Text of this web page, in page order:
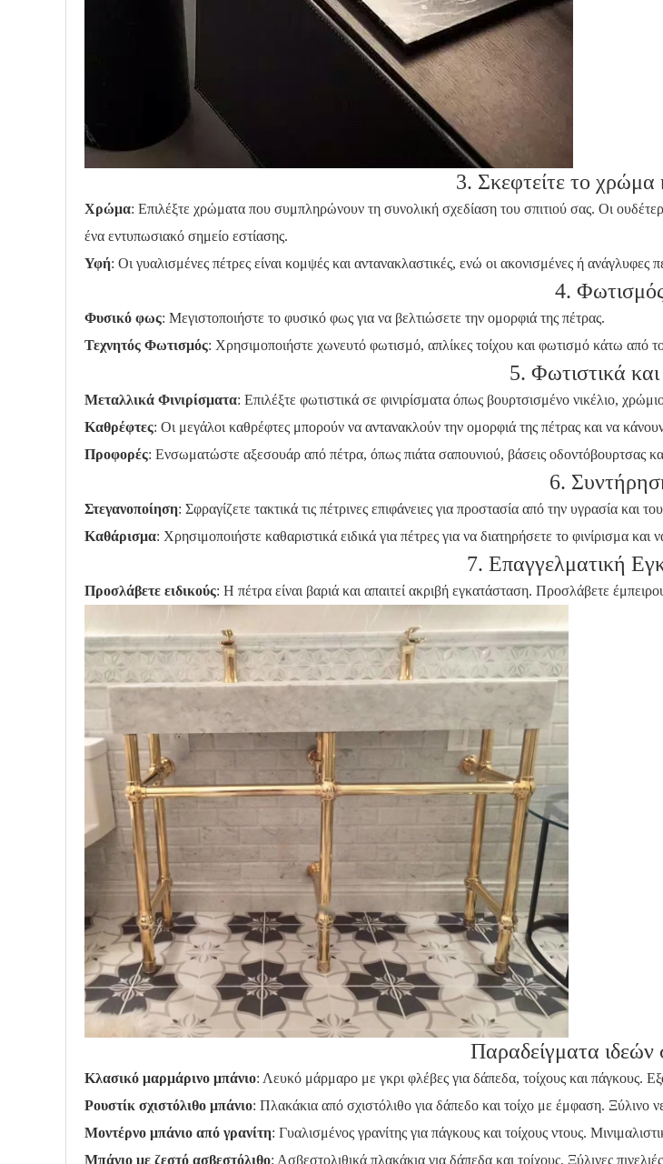
3. Σκεφτείτε το χρώμα
Χρώμα: Επιλέξτε χρώματα που συμπληρώνουν τη συνολική σχεδίαση του σπιτιού σας. Οι
ένα εντυπωσιακό σημείο εστίασης.
Υφή: Οι γυαλισμένες πέτρες είναι κομψές και αντανακλαστικές, ενώ οι ακονισμένες ή ανάγλυφες
4.
Φυσικό φως: Μεγιστοποιήστε το φυσικό φως για να βελτιώσετε την ομορφιά της πέτρας.
Τεχνητός Φωτισμός: Χρησιμοποιήστε χωνευτό φωτισμό, απλίκες τοίχου και φωτισμό κάτω από
5. Φωτιστικά και
Μεταλλικά Φινιρίσματα: Επιλέξτε φωτιστικά σε φινιρίσματα όπως βουρτσισμένο νικέλιο,
Καθρέφτες: Οι μεγάλοι καθρέφτες μπορούν να αντανακλούν την ομορφιά της πέτρας και να
Προφορές: Ενσωματώστε αξεσουάρ από πέτρα, όπως πιάτα σαπουνιού, βάσεις οδοντόβουρτσας
6.
Στεγανοποίηση: Σφραγίζετε τακτικά τις πέτρινες επιφάνειες για προστασία από την υγρασία και
Καθάρισμα: Χρησιμοποιήστε καθαριστικά ειδικά για πέτρες για να διατηρήσετε το φινίρισμα και
7. Επαγγελματική
Προσλάβετε ειδικούς: Η πέτρα είναι βαριά και απαιτεί ακριβή εγκατάσταση. Προσλάβετε
Παραδείγματα ιδεών
Κλασικό μαρμάρινο μπάνιο: Λευκό μάρμαρο με γκρι φλέβες για δάπεδα, τοίχους και πάγκους.
Ρουστίκ σχιστόλιθο μπάνιο: Πλακάκια από σχιστόλιθο για δάπεδο και τοίχο με έμφαση. Ξύλινο
Μοντέρνο μπάνιο από γρανίτη: Γυαλισμένος γρανίτης για πάγκους και τοίχους ντους.
Μπάνιο με ζεστό ασβεστόλιθο: Ασβεστολιθικά πλακάκια για δάπεδα και τοίχους. Ξύλινες